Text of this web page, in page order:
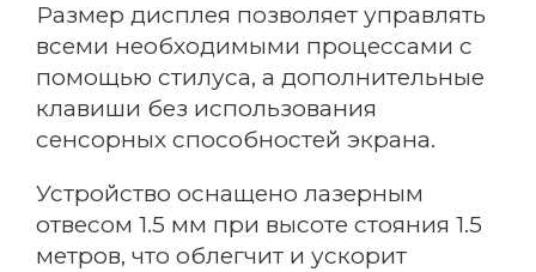
Размер дисплея позволяет управлять
всеми необходимыми процессами с
помощью стилуса, а дополнительные
клавиши без использования
сенсорных способностей экрана.
Устройство оснащено лазерным
отвесом 1.5 мм при высоте стояния 1.5
метров, что облегчит и ускорит
Способ связи
Я согласен с политикой
конфиденциальности